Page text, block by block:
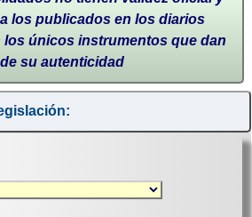
los publicados en los diarios
los únicos instrumentos que dan
su autenticidad